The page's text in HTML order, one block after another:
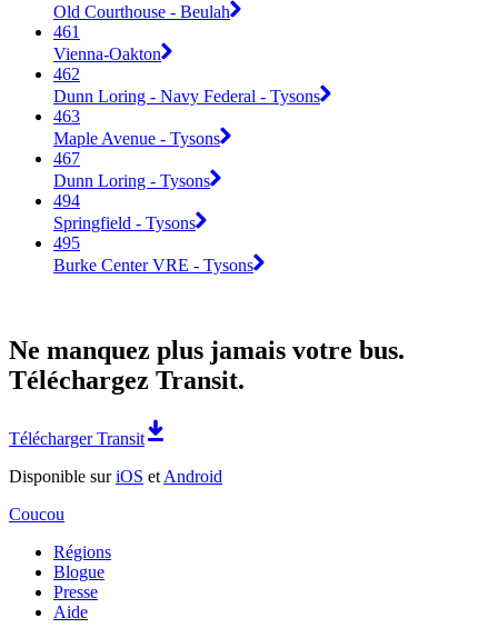
Old Courthouse - Beulah
461
Vienna-Oakton
462
Dunn Loring - Navy Federal - Tysons
463
Maple Avenue - Tysons
467
Dunn Loring - Tysons
494
Springfield - Tysons
495
Burke Center VRE - Tysons
Ne manquez plus jamais votre bus.
Téléchargez Transit.
Télécharger Transit
Disponible suriOS et Android
Coucou
Régions
Blogue
Presse
Aide